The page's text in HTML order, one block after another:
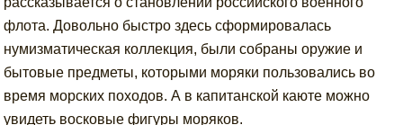
флота. Довольно быстро здесь сформировалась
нумизматическая коллекция, были собраны оружие и
бытовые предметы, которыми моряки пользовались во
время морских походов. А в капитанской каюте можно
увидеть восковые фигуры моряков.